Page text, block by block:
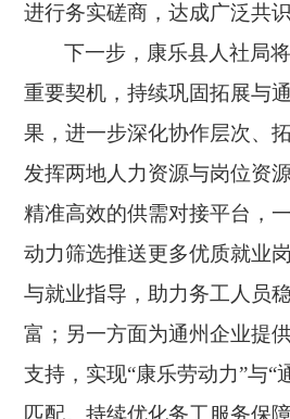
进行务实磋商，达成广泛共识
下一步，康乐县人社局
重要契机，持续巩固拓展与
果，进一步深化协作层次、
发挥两地人力资源与岗位资
精准高效的供需对接平台，
动力筛选推送更多优质就业
与就业指导，助力务工人员
富；另一方面为通州企业提
支持，实现“康乐劳动力”与“